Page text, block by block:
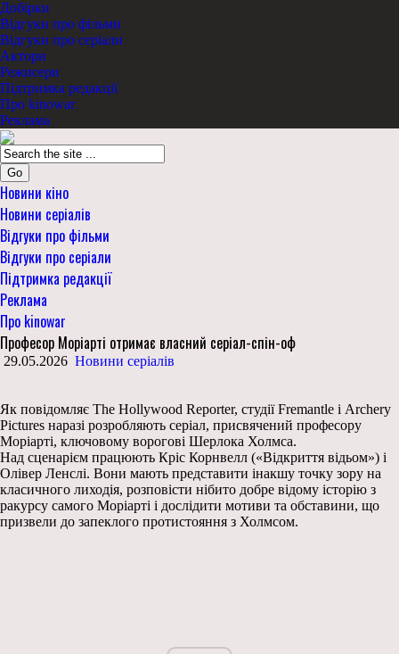
Добірки
Відгуки про фільми
Відгуки про серіали
Актори
Режисери
Підтримка редакції
Про kinowar
Реклама
Go
Новини кіно
Новини серіалів
Відгуки про фільми
Відгуки про серіали
Підтримка редакції
Реклама
Про kinowar
Професор Моріарті отримає власний серіал-спін-оф
29.05.2026 Новини серіалів
Як повідомляє The Hollywood Reporter, студії Fremantle і Archery
Pictures наразі розробляють серіал, присвячений професору
Моріарті, ключовому ворогові Шерлока Холмса.
Над сценарієм працюють Кріс Корнвелл («Відкриття відьом») і
Олівер Ленслі. Вони мають представити інакшу точку зору на
класичного лиходія, розповісти нібито добре відому історію з
ракурсу самого Моріарті і дослідити мотиви та обставини, що
призвели до запеклого протистояння з Холмсом.